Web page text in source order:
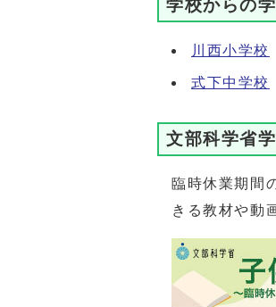
学校からの
川西小学校
式下中学校
文部科学省
臨時休業期間
きる教材や動